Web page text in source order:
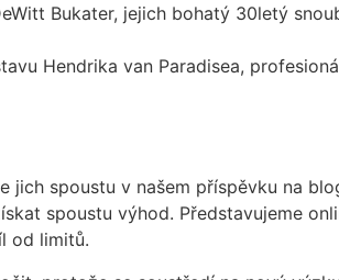
Bukater, jejich bohatý 30letý
Hendrika van Paradisea,
jich spoustu v našem příspěvku na
spoustu výhod. Představujeme
od limitů.